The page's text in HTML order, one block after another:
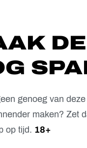
genoeg van
maken? Zet
op tijd. 18+